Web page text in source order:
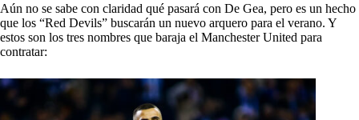
Aún no se sabe con claridad qué pasará con De Gea, pero es un hecho
que los “Red Devils” buscarán un nuevo arquero para el verano. Y
estos son los tres nombres que baraja el Manchester United para
contratar: